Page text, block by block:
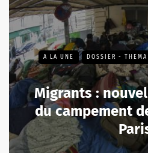
A LA UNE DOSSIER - THEMA
Migrants :
du campement